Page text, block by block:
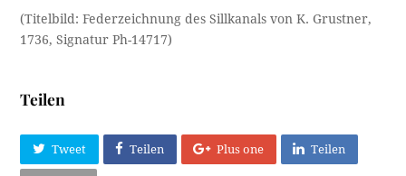
(Titelbild: Federzeichnung des Sillkanals von K. Grustner,
1736, Signatur Ph-14717)
Teilen
Tweet Teilen Plus one Teilen